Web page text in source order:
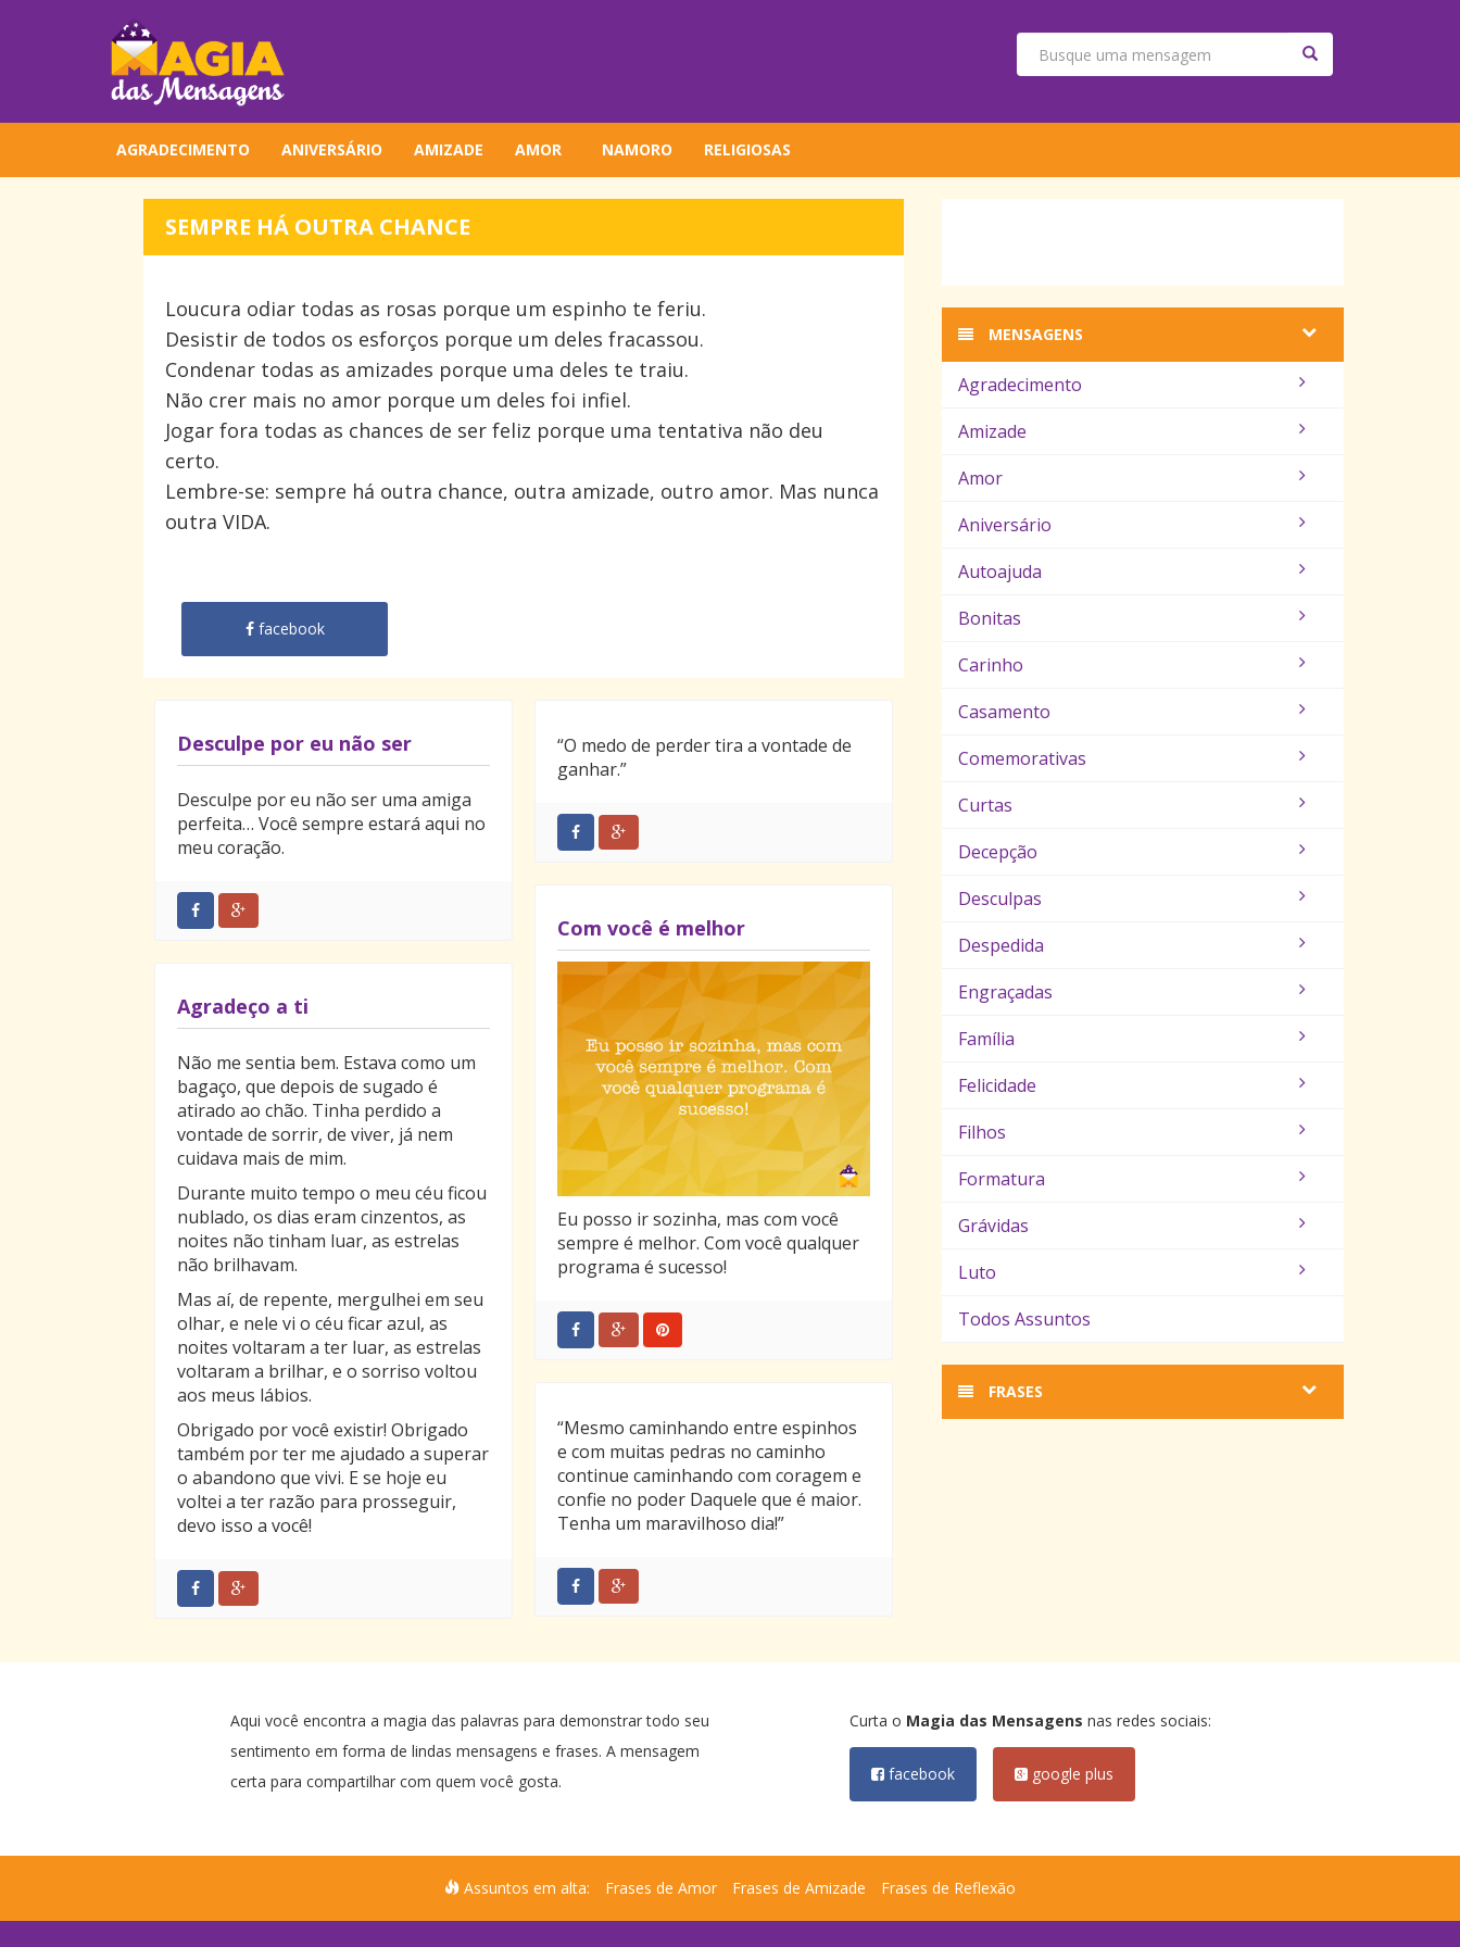
AGRADECIMENTO ANIVERSÁRIO AMIZADE AMOR NAMORO RELIGIOSAS
SEMPRE HÁ OUTRA CHANCE
Loucura odiar todas as rosas porque um espinho te feriu.
Desistir de todos os esforços porque um deles fracassou.
Condenar todas as amizades porque uma deles te traiu.
Não crer mais no amor porque um deles foi infiel.
Jogar fora todas as chances de ser feliz porque uma tentativa não deu
certo.
Lembre-se: sempre há outra chance, outra amizade, outro amor. Mas nunca
outra VIDA.
facebook
Desculpe por eu não ser
Desculpe por eu não ser uma amiga
perfeita… Você sempre estará aqui no
meu coração.
“O medo de perder tira a vontade de
ganhar.”
Com você é melhor
Eu posso ir sozinha, mas com você
sempre é melhor. Com você qualquer
programa é sucesso!
Agradeço a ti
Não me sentia bem. Estava como um
bagaço, que depois de sugado é
atirado ao chão. Tinha perdido a
vontade de sorrir, de viver, já nem
cuidava mais de mim.
Durante muito tempo o meu céu ficou
nublado, os dias eram cinzentos, as
noites não tinham luar, as estrelas
não brilhavam.
Mas aí, de repente, mergulhei em seu
olhar, e nele vi o céu ficar azul, as
noites voltaram a ter luar, as estrelas
voltaram a brilhar, e o sorriso voltou
aos meus lábios.
Obrigado por você existir! Obrigado
também por ter me ajudado a superar
o abandono que vivi. E se hoje eu
voltei a ter razão para prosseguir,
devo isso a você!
“Mesmo caminhando entre espinhos
e com muitas pedras no caminho
continue caminhando com coragem e
confie no poder Daquele que é maior.
Tenha um maravilhoso dia!”
MENSAGENS
Agradecimento
Amizade
Amor
Aniversário
Autoajuda
Bonitas
Carinho
Casamento
Comemorativas
Curtas
Decepção
Desculpas
Despedida
Engraçadas
Família
Felicidade
Filhos
Formatura
Grávidas
Luto
Todos Assuntos
FRASES
Aqui você encontra a magia das palavras para demonstrar todo seu
sentimento em forma de lindas mensagens e frases. A mensagem
certa para compartilhar com quem você gosta.
Curta o Magia das Mensagens nas redes sociais:
facebook google plus
Assuntos em alta: Frases de Amor Frases de Amizade Frases de Reflexão